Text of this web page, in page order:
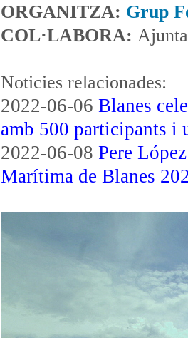
ORGANITZA: Grup
COL·LABORA:
Noticies relacionades:
2022-06-06 Blanes
amb 500 participants i
2022-06-08 Pere
Marítima de Blanes